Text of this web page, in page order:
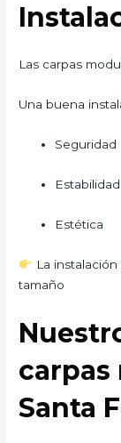
Las carpas
Una buena
Seguridad
Estabilidad
Estética
La
tamaño
carpas
Santa